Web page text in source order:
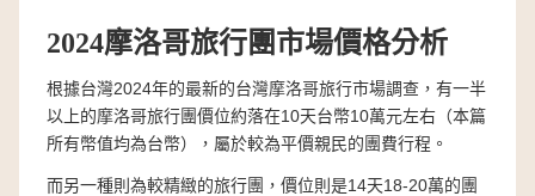
2024摩洛哥旅行團市場價格分析
根據台灣2024年的最新的台灣摩洛哥旅行市場調查，有一半
以上的摩洛哥旅行團價位約落在10天台幣10萬元左右（本篇
所有幣值均為台幣），屬於較為平價親民的團費行程。
而另一種則為較精緻的旅行團，價位則是14天18-20萬的團